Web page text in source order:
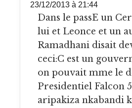
23/12/2013 à 21:44
Dans le passE un Certain Minani parlait d Ibitoke de
lui et Leonce et un
Ramadhani disait
ceci:C est un
on pouvait mme le
Presidentiel Falcon
aripakiza nkabandi